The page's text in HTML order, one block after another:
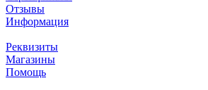
Отзывы
Информация
Реквизиты
Магазины
Помощь